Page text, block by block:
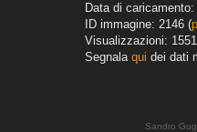
Data di
ID immagine: 2146 (
Visualizzazioni: 1551
Segnala qui dei dati
Sandro